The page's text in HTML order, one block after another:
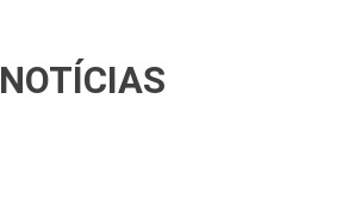
NOTÍCIAS